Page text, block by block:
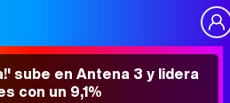
sube en Antena 3 y lidera
con un 9,1%